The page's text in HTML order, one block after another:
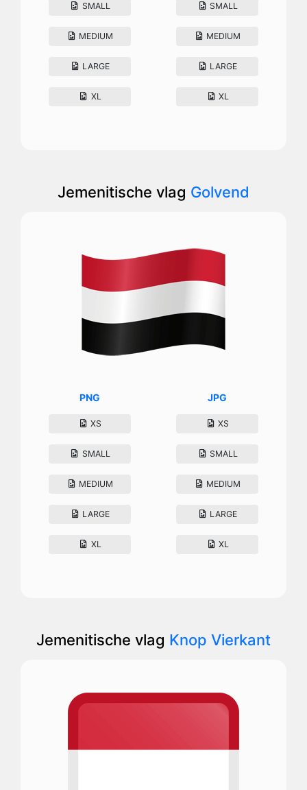
SMALL
MEDIUM
LARGE
XL
SMALL
MEDIUM
LARGE
XL
Jemenitische vlag Golvend
PNG
XS
SMALL
MEDIUM
LARGE
XL
JPG
XS
SMALL
MEDIUM
LARGE
XL
Jemenitische vlag Knop Vierkant